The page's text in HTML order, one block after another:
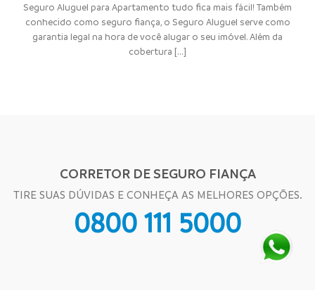
Seguro Aluguel para Apartamento tudo fica mais fácil! Também
conhecido como seguro fiança, o Seguro Aluguel serve como
garantia legal na hora de você alugar o seu imóvel. Além da
cobertura [...]
CORRETOR DE SEGURO FIANÇA
TIRE SUAS DÚVIDAS E CONHEÇA AS MELHORES OPÇÕES.
0800 111 5000